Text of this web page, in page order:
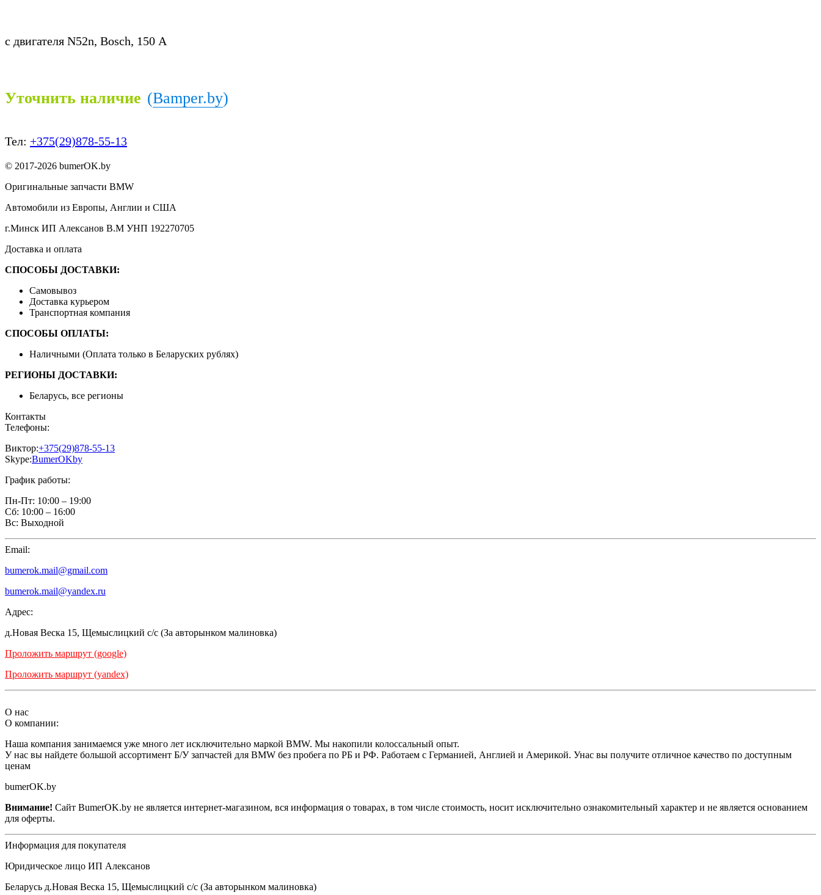
с двигателя N52n, Bosch, 150 А
Уточнить наличие (Bamper.by)
Тел: +375(29)878-55-13
© 2017-2026 bumerOK.by
Оригинальные запчасти BMW
Автомобили из Европы, Англии и США
г.Минск ИП Алексанов В.М УНП 192270705
Доставка и оплата
СПОСОБЫ ДОСТАВКИ:
Самовывоз
Доставка курьером
Транспортная компания
СПОСОБЫ ОПЛАТЫ:
Наличными (Оплата только в Беларуских рублях)
РЕГИОНЫ ДОСТАВКИ:
Беларусь, все регионы
Контакты
Телефоны:
Виктор:+375(29)878-55-13
Skype:BumerOKby
График работы:
Пн-Пт: 10:00 – 19:00
Сб: 10:00 – 16:00
Вс: Выходной
Email:
bumerok.mail@gmail.com
bumerok.mail@yandex.ru
Адрес:
д.Новая Веска 15, Щемыслицкий с/с (За авторынком малиновка)
Проложить маршрут (google)
Проложить маршрут (yandex)
О нас
О компании:
Наша компания занимаемся уже много лет исключительно маркой BMW. Мы накопили колоссальный опыт.
У нас вы найдете большой ассортимент Б/У запчастей для BMW без пробега по РБ и РФ. Работаем с Германией, Англией и Америкой. Унас вы получите отличное качество по доступным
ценам
bumerOK.by
Внимание! Сайт BumerOK.by не является интернет-магазином, вся информация о товарах, в том числе стоимость, носит исключительно ознакомительный характер и не является основанием
для оферты.
Информация для покупателя
Юридическое лицо ИП Алексанов
Беларусь д.Новая Веска 15, Щемыслицкий с/с (За авторынком малиновка)